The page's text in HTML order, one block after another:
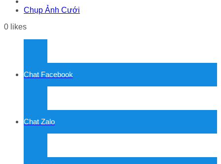
Chụp Ảnh Cưới
0 likes
Chat Facebook
Chat Zalo